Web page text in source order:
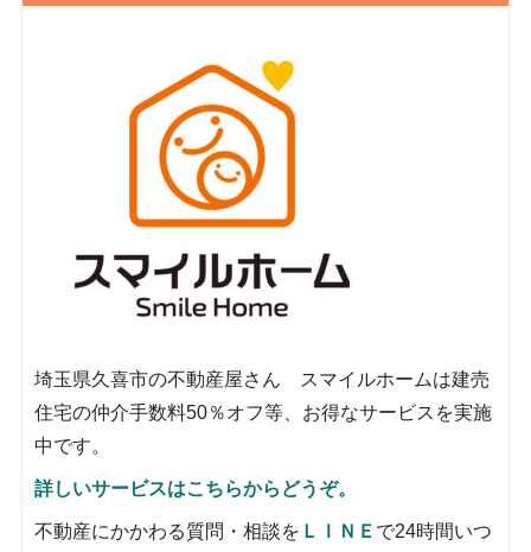
埼玉県久喜市の不動産屋さん スマイルホームは建売
住宅の仲介手数料50％オフ等、お得なサービスを実施
中です。
詳しいサービスはこちらからどうぞ。
不動産にかかわる質問・相談を ＬＩＮＥ で24時間いつ